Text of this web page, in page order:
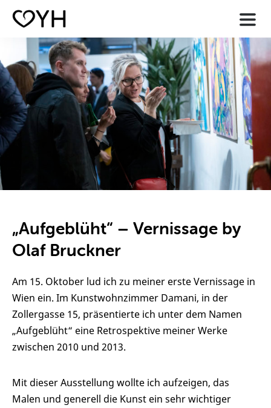
Skip
content
„Aufgeblüht“ – Vernissage by
Olaf Bruckner
Am 15. Oktober lud ich zu meiner erste Vernissage in
Wien ein. Im Kunstwohnzimmer Damani, in der
Zollergasse 15, präsentierte ich unter dem Namen
„Aufgeblüht“ eine Retrospektive meiner Werke
zwischen 2010 und 2013.
Mit dieser Ausstellung wollte ich aufzeigen, das
Malen und generell die Kunst ein sehr wichtiger